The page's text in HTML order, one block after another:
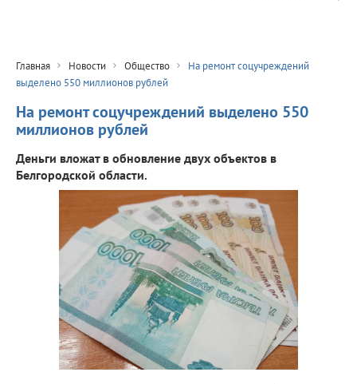
Главная Новости Общество
На ремонт соцучреждений
выделено 550 миллионов рублей
На ремонт соцучреждений выделено 550
миллионов рублей
Деньги вложат в обновление двух объектов в
Белгородской области.